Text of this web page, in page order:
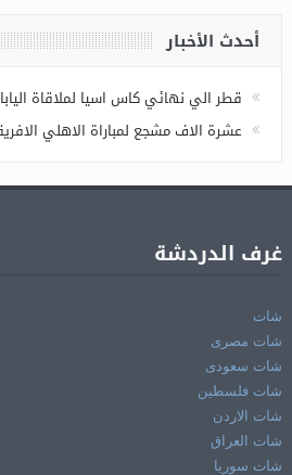
أحدث الأخبار
قطر الي نهائي كاس اسيا لملاقاة
عشرة الاف مشجع لمباراة الاهلي
غرف الدردشة
شات
شات مصرى
شات سعودى
شات فلسطين
شات الاردن
شات العراق
شات سوريا